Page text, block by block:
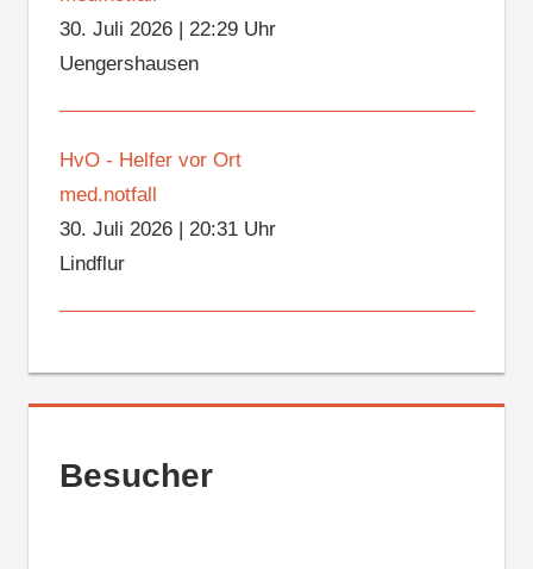
30. Juli 2026| 22:29 Uhr
Uengershausen
HvO - Helfer vor Ort
med.notfall
30. Juli 2026| 20:31 Uhr
Lindflur
Besucher